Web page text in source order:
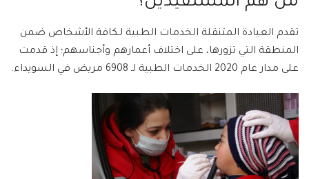
تقدم العيادة المتنقلة الخدمات الطبية لـكافة الأشخاص ضمن
المنطقة التي تزورها، على اختلاف أعمارهم وأجناسهم؛ إذ قدمت
على مدار عام 2020 الخدمات الطبية لـ 6908 مريض في السويداء.